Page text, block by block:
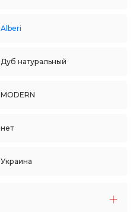
Alberi
Дуб натуральный
MODERN
нет
Украина